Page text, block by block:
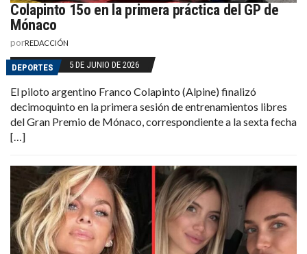
Colapinto 15o en la primera práctica del GP de
Mónaco
porREDACCIÓN
DEPORTES 5 DE JUNIO DE 2026
El piloto argentino Franco Colapinto (Alpine) finalizó
decimoquinto en la primera sesión de entrenamientos libres
del Gran Premio de Mónaco, correspondiente a la sexta fecha
[…]